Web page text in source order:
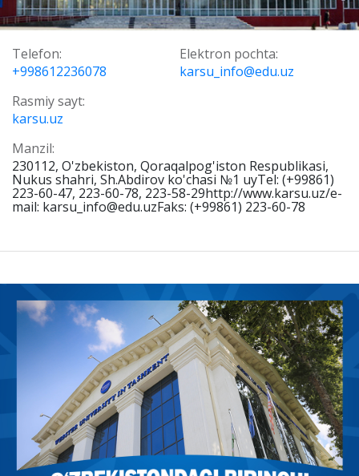
Telefon:
+998612236078
Elektron pochta:
karsu_info@edu.uz
Rasmiy sayt:
karsu.uz
Manzil:
230112, O'zbekiston, Qoraqalpog'iston Respublikasi,
Nukus shahri, Sh.Abdirov ko'chasi №1 uyTel: (+99861)
223-60-47, 223-60-78, 223-58-29http://www.karsu.uz/e-
mail: karsu_info@edu.uzFaks: (+99861) 223-60-78